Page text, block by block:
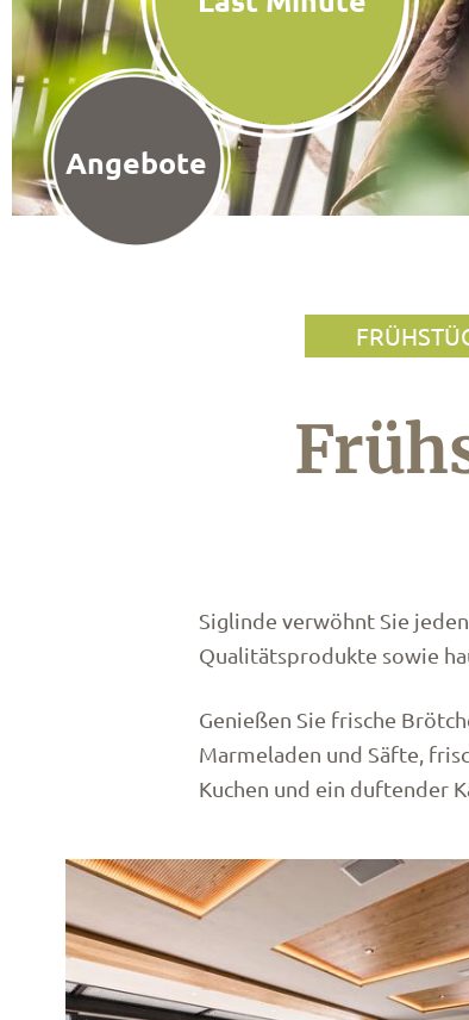
Angebote
Siglinde verwöhnt Sie
Qualitätsprodukte sowie
Genießen Sie frische
Marmeladen und Säfte,
Kuchen und ein duftender